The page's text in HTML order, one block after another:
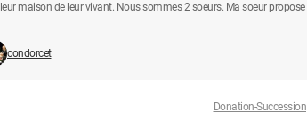
maison de leur vivant. Nous sommes 2 soeurs. Ma soeur propose
condorcet
Donation-Succession